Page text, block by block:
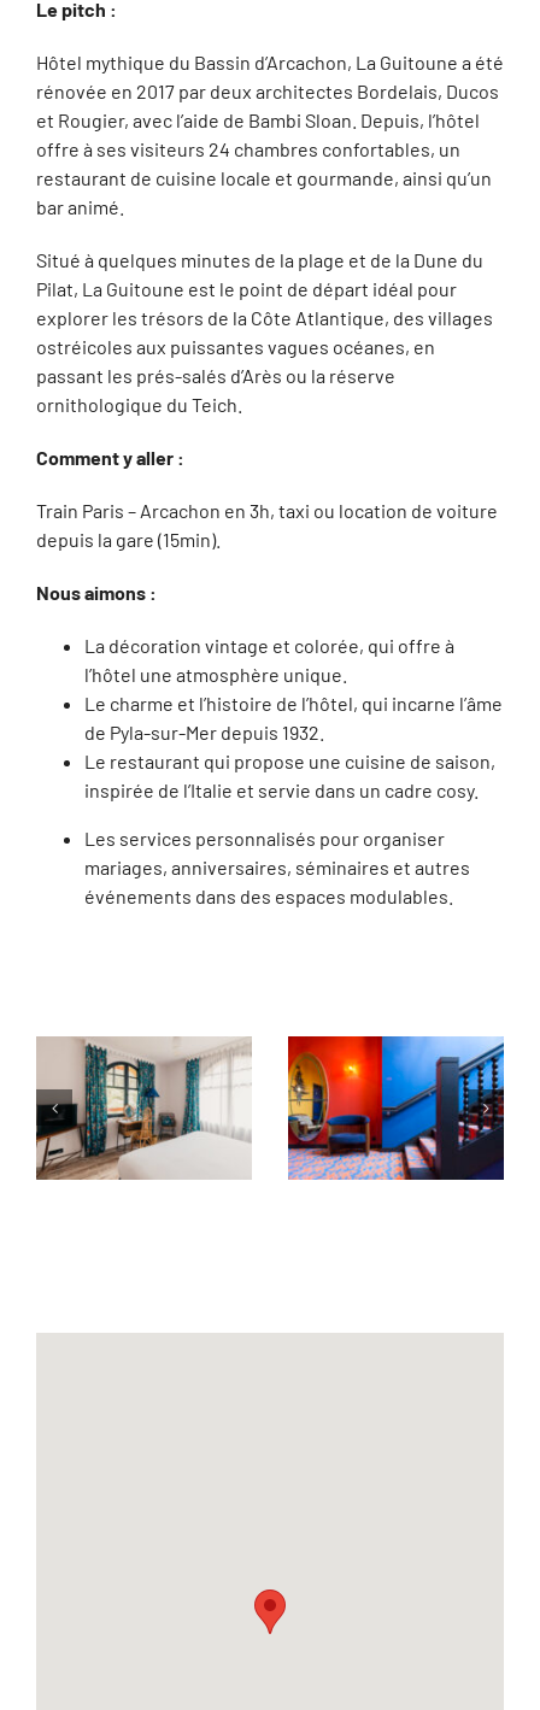
Le pitch :
Hôtel mythique du Bassin d’Arcachon, La Guitoune a été
rénovée en 2017 par deux architectes Bordelais, Ducos
et Rougier, avec l’aide de Bambi Sloan. Depuis, l’hôtel
offre à ses visiteurs 24 chambres confortables, un
restaurant de cuisine locale et gourmande, ainsi qu’un
bar animé.
Situé à quelques minutes de la plage et de la Dune du
Pilat, La Guitoune est le point de départ idéal pour
explorer les trésors de la Côte Atlantique, des villages
ostréicoles aux puissantes vagues océanes, en
passant les prés-salés d’Arès ou la réserve
ornithologique du Teich.
Comment y aller :
Train Paris – Arcachon en 3h, taxi ou location de voiture
depuis la gare (15min).
Nous aimons :
La décoration vintage et colorée, qui offre à
l’hôtel une atmosphère unique.
Le charme et l’histoire de l’hôtel, qui incarne l’âme
de Pyla-sur-Mer depuis 1932.
Le restaurant qui propose une cuisine de saison,
inspirée de l’Italie et servie dans un cadre cosy.
Les services personnalisés pour organiser
mariages, anniversaires, séminaires et autres
événements dans des espaces modulables.